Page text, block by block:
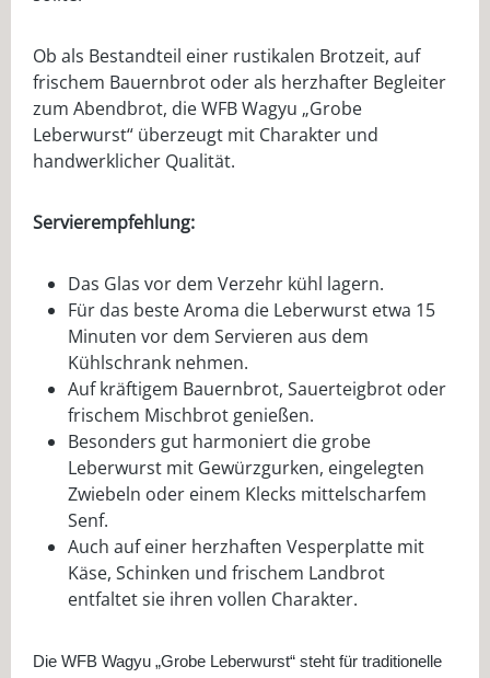
Ob als Bestandteil einer rustikalen Brotzeit, auf
frischem Bauernbrot oder als herzhafter Begleiter
zum Abendbrot, die WFB Wagyu „Grobe
Leberwurst“ überzeugt mit Charakter und
handwerklicher Qualität.
Servierempfehlung:
Das Glas vor dem Verzehr kühl lagern.
Für das beste Aroma die Leberwurst etwa 15
Minuten vor dem Servieren aus dem
Kühlschrank nehmen.
Auf kräftigem Bauernbrot, Sauerteigbrot oder
frischem Mischbrot genießen.
Besonders gut harmoniert die grobe
Leberwurst mit Gewürzgurken, eingelegten
Zwiebeln oder einem Klecks mittelscharfem
Senf.
Auch auf einer herzhaften Vesperplatte mit
Käse, Schinken und frischem Landbrot
entfaltet sie ihren vollen Charakter.
Die WFB Wagyu „Grobe Leberwurst“ steht für traditionelle